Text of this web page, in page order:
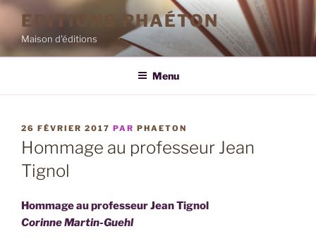
Aller
contenu
principal
EDITIONS PHAÉTON
Maison d'éditions
Menu
PUBLIÉ
LE
26 FÉVRIER 2017 PAR PHAETON
Hommage au professeur Jean
Tignol
Hommage au professeur Jean Tignol
Corinne Martin-Guehl